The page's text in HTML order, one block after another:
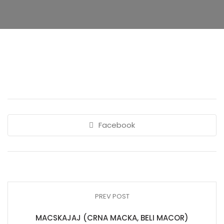
Facebook
PREV POST
MACSKAJAJ (CRNA MACKA, BELI MACOR)